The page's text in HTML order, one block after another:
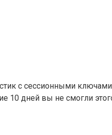
с сессионными
дней вы не смогли